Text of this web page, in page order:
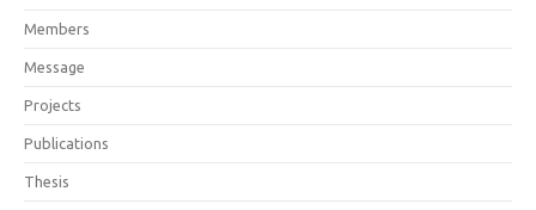
Members
Message
Projects
Publications
Thesis